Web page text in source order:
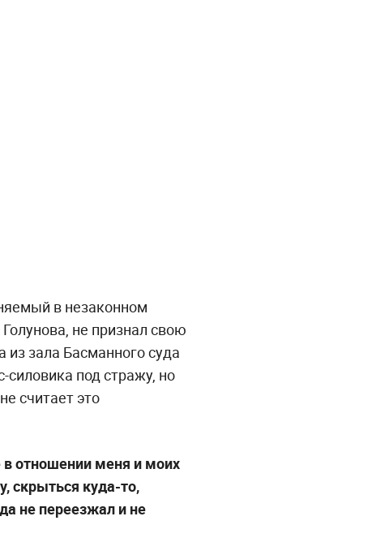
в незаконном
не признал свою
зала Басманного суда
под стражу, но
считает это
в отношении меня и моих
скрыться куда-то,
не переезжал и не